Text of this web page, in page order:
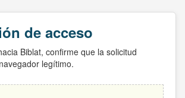
de acceso
Biblat, confirme que la solicitud
legítimo.